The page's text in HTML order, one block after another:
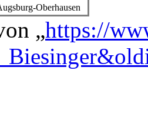
Oberhausen
„https://